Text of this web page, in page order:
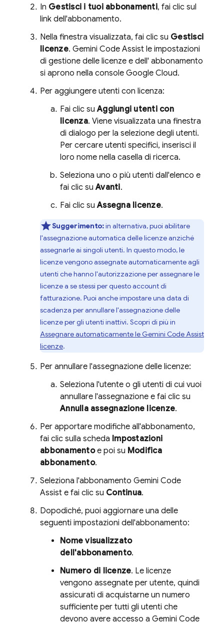
In Gestisci i tuoi abbonamenti, fai clic sul
link dell'abbonamento.
Nella finestra visualizzata, fai clic su Gestisci
licenze. Gemini Code Assistle impostazioni
di gestione delle licenze e dell' abbonamento
si aprono nella console Google Cloud.
Per aggiungere utenti con licenza:
Fai clic suAggiungi utenti con
licenza. Viene visualizzata una finestra
di dialogo per la selezione degli utenti.
Per cercare utenti specifici, inserisci il
loro nome nella casella di ricerca.
Seleziona uno o più utenti dall'elenco e
fai clic suAvanti.
Fai clic suAssegna licenze.
Suggerimento:in alternativa, puoi abilitare
l'assegnazione automatica delle licenze anziché
assegnarle ai singoli utenti. In questo modo, le
licenze vengono assegnate automaticamente agli
utenti che hanno l'autorizzazione per assegnare le
licenze a se stessi per questo account di
fatturazione. Puoi anche impostare una data di
scadenza per annullare l'assegnazione delle
licenze per gli utenti inattivi. Scopri di più in
Assegnare automaticamente le Gemini Code Assist
licenze.
Per annullare l'assegnazione delle licenze:
Seleziona l'utente o gli utenti di cui vuoi
annullare l'assegnazione e fai clic su
Annulla assegnazione licenze.
Per apportare modifiche all'abbonamento,
fai clic sulla scheda Impostazioni
abbonamentoe poi su Modifica
abbonamento.
Seleziona l'abbonamento Gemini Code
Assist e fai clic su Continua.
Dopodiché, puoi aggiornare una delle
seguenti impostazioni dell'abbonamento:
Nome visualizzato
dell'abbonamento.
Numero di licenze. Le licenze
vengono assegnate per utente, quindi
assicurati di acquistarne un numero
sufficiente per tutti gli utenti che
devono avere accesso a Gemini Code